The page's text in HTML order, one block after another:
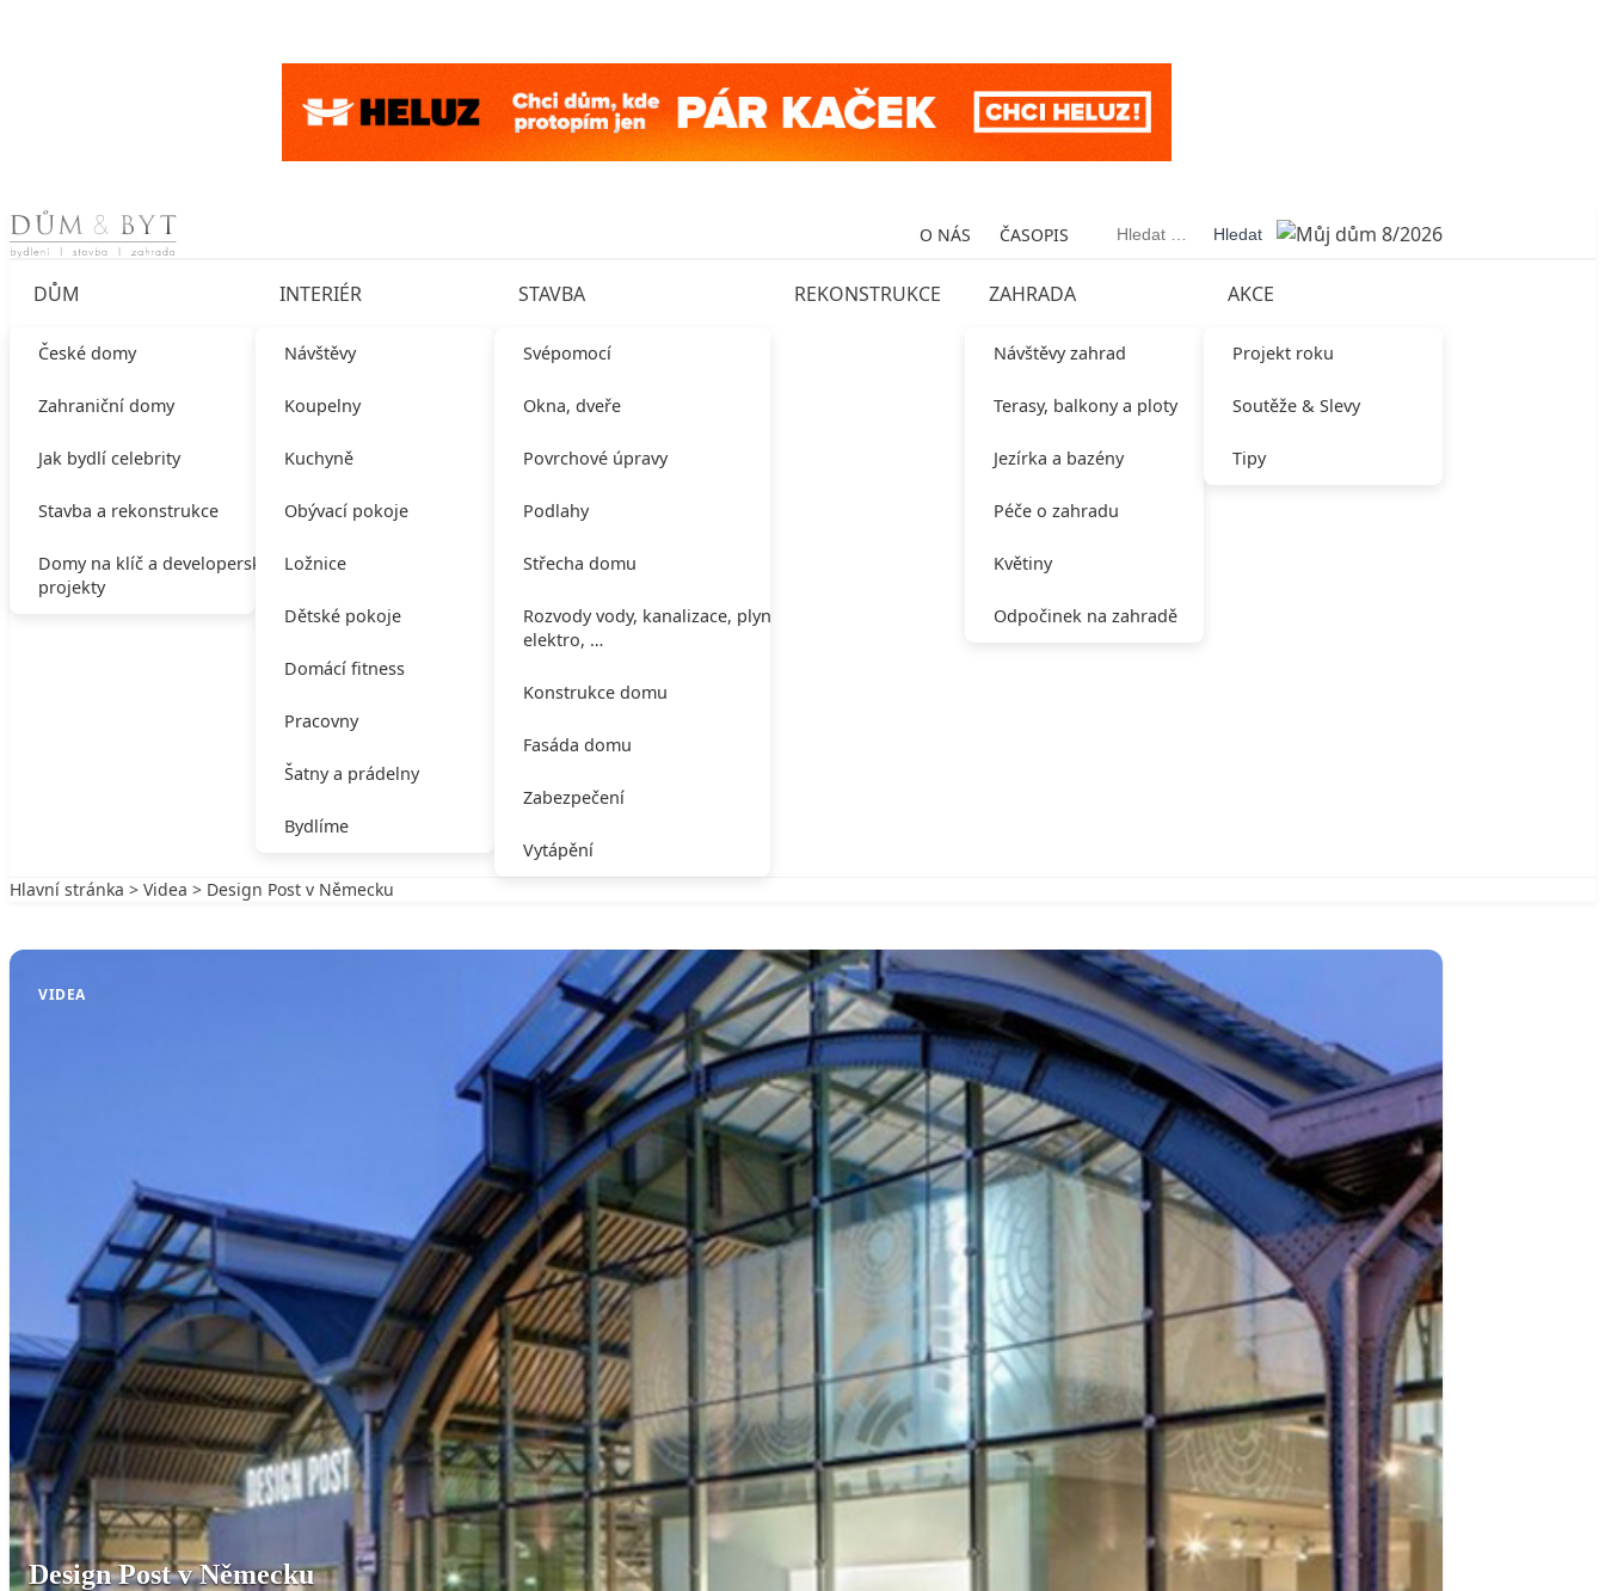
Skip to content O NÁS ČASOPIS Vyhledávání
DŮM
České domy
Zahraniční domy
Jak bydlí celebrity
Stavba a rekonstrukce
Domy na klíč a developerské
projekty
INTERIÉR
Návštěvy
Koupelny
Kuchyně
Obývací pokoje
Ložnice
Dětské pokoje
Domácí fitness
Pracovny
Šatny a prádelny
Bydlíme
STAVBA
Svépomocí
Okna, dveře
Povrchové úpravy
Podlahy
Střecha domu
Rozvody vody, kanalizace, plynu,
elektro, …
Konstrukce domu
Fasáda domu
Zabezpečení
Vytápění
REKONSTRUKCE ZAHRADA
Návštěvy zahrad
Terasy, balkony a ploty
Jezírka a bazény
Péče o zahradu
Květiny
Odpočinek na zahradě
AKCE
Projekt roku
Soutěže & Slevy
Tipy
Hlavní stránka > Videa > Design Post v Německu
VIDEA
Design Post v Německu